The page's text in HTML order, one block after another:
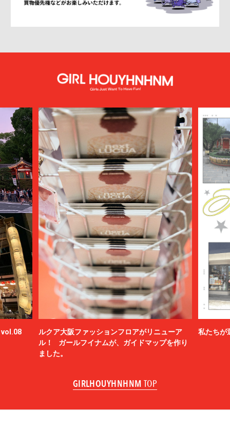
vol.08
ルクア大阪ファッションフロアがリニューア
ル！ ガールフイナムが、ガイドマップを作り
ました。
私たちが
GIRLHOUYHNHNM TOP